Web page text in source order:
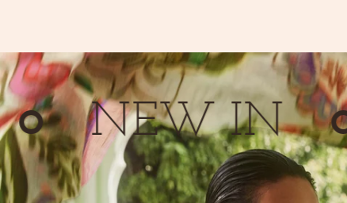
NEW IN